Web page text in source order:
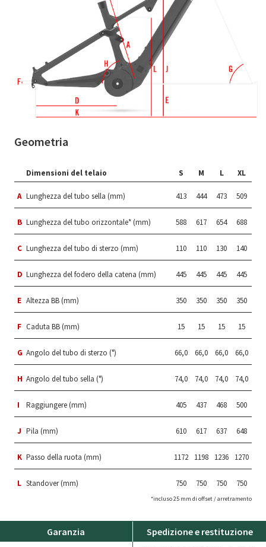
Geometria
Dimensioni del telaio S M L XL
A Lunghezza del tubo sella (mm) 413 444 473 509
B Lunghezza del tubo orizzontale* (mm) 588 617 654 688
C Lunghezza del tubo di sterzo (mm) 110 110 130 140
D Lunghezza del fodero della catena (mm) 445 445 445 445
E Altezza BB (mm) 350 350 350 350
F Caduta BB (mm) 15 15 15 15
G Angolo del tubo di sterzo (°) 66,0 66,0 66,0 66,0
H Angolo del tubo sella (°) 74,0 74,0 74,0 74,0
I Raggiungere (mm) 405 437 468 500
J Pila (mm) 610 617 637 648
K Passo della ruota (mm) 1172 1198 1236 1270
L Standover (mm) 750 750 750 750
*incluso 25 mm di offset / arretramento
Garanzia Spedizione e restituzione